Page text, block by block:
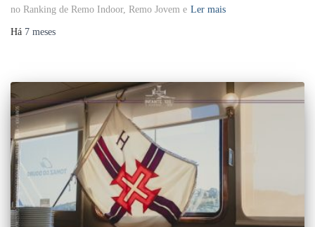
no Ranking de Remo Indoor, Remo Jovem e Ler mais
Há 7 meses